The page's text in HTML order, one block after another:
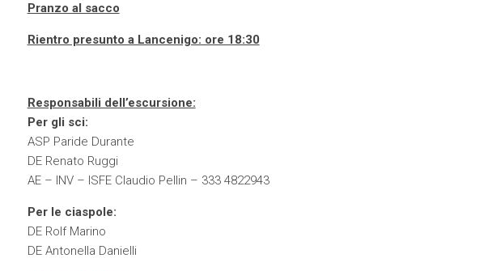
Pranzo al sacco
Rientro presunto a Lancenigo: ore 18:30
Responsabili dell’escursione:
Per gli sci:
ASP Paride Durante
DE Renato Ruggi
AE – INV – ISFE Claudio Pellin – 333 4822943
Per le ciaspole:
DE Rolf Marino
DE Antonella Danielli